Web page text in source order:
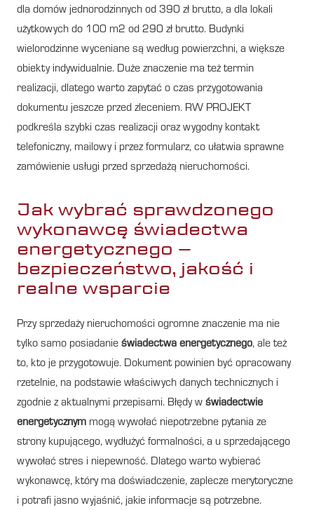
dla domów jednorodzinnych od 390 zł brutto, a dla lokali
użytkowych do 100 m2 od 290 zł brutto. Budynki
wielorodzinne wyceniane są według powierzchni, a większe
obiekty indywidualnie. Duże znaczenie ma też termin
realizacji, dlatego warto zapytać o czas przygotowania
dokumentu jeszcze przed zleceniem. RW PROJEKT
podkreśla szybki czas realizacji oraz wygodny kontakt
telefoniczny, mailowy i przez formularz, co ułatwia sprawne
zamówienie usługi przed sprzedażą nieruchomości.
Jak wybrać sprawdzonego
wykonawcę świadectwa
energetycznego –
bezpieczeństwo, jakość i
realne wsparcie
Przy sprzedaży nieruchomości ogromne znaczenie ma nie
tylko samo posiadanie świadectwa energetycznego, ale też
to, kto je przygotowuje. Dokument powinien być opracowany
rzetelnie, na podstawie właściwych danych technicznych i
zgodnie z aktualnymi przepisami. Błędy w świadectwie
energetycznym mogą wywołać niepotrzebne pytania ze
strony kupującego, wydłużyć formalności, a u sprzedającego
wywołać stres i niepewność. Dlatego warto wybierać
wykonawcę, który ma doświadczenie, zaplecze merytoryczne
i potrafi jasno wyjaśnić, jakie informacje są potrzebne.